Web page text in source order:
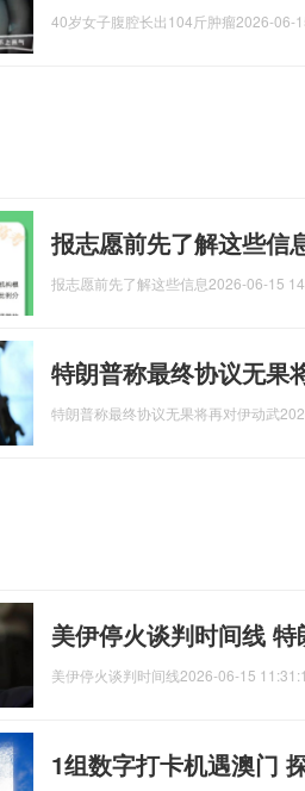
40岁女子腹腔长出104斤肿瘤2026-06-
报志愿前先了解这些信
报志愿前先了解这些信息2026-06-15
特朗普称最终协议无果
特朗普称最终协议无果将再对伊动武
美伊停火谈判时间线
美伊停火谈判时间线2026-06-15
1组数字打卡机遇澳门